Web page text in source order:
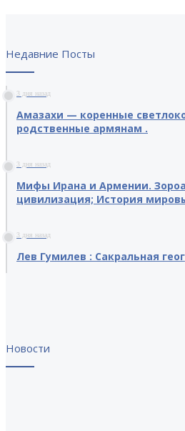
Недавние Посты
3 дня назад
Амазахи — коренные
родственные армянам .
3 дня назад
Мифы Ирана и Армении.
цивилизация; История
3 дня назад
Лев Гумилев : Сакральная
Новости